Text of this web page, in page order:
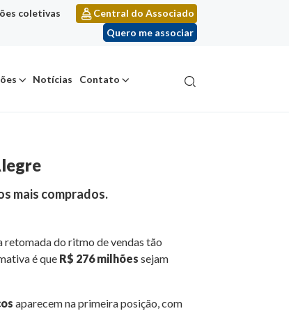
coletivas
Central do Associado
Quero me associar
Notícias Contato
mais comprados.
do ritmo de vendas tão
é que R$ 276 milhões sejam
aparecem na primeira posição, com